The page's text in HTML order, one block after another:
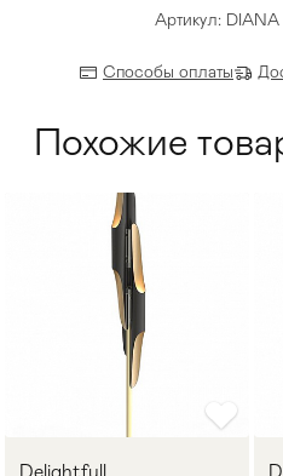
Артикул:
Способы оплаты
Похожие